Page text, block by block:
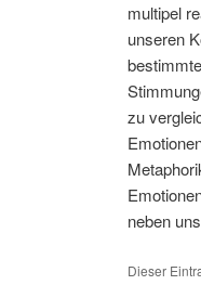
multipel
unseren
zu
neben
Dieser